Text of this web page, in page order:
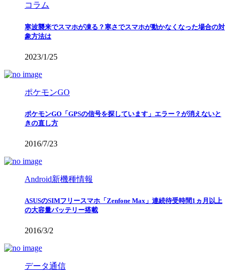
コラム
寒波襲来でスマホが凍る？寒さでスマホが動かなくなった場合の対
象方法は
2023/1/25
ポケモンGO
ポケモンGO「GPSの信号を探しています」エラー？が消えないと
きの直し方
2016/7/23
Android新機種情報
ASUSのSIMフリースマホ「Zenfone Max」連続待受時間1ヵ月以上
の大容量バッテリー搭載
2016/3/2
データ通信